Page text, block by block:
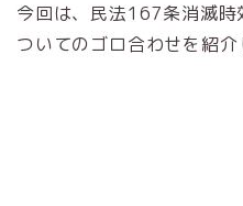
今回は、民法167条消滅時
ついてのゴロ合わせを紹介